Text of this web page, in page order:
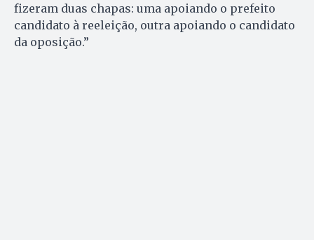
fizeram duas chapas: uma apoiando o prefeito
candidato à reeleição, outra apoiando o candidato
da oposição.”